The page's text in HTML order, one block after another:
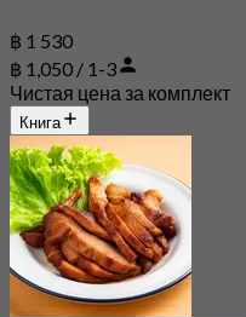
฿ 1 530
฿ 1,050 / 1-3
Чистая цена за комплект
Книга